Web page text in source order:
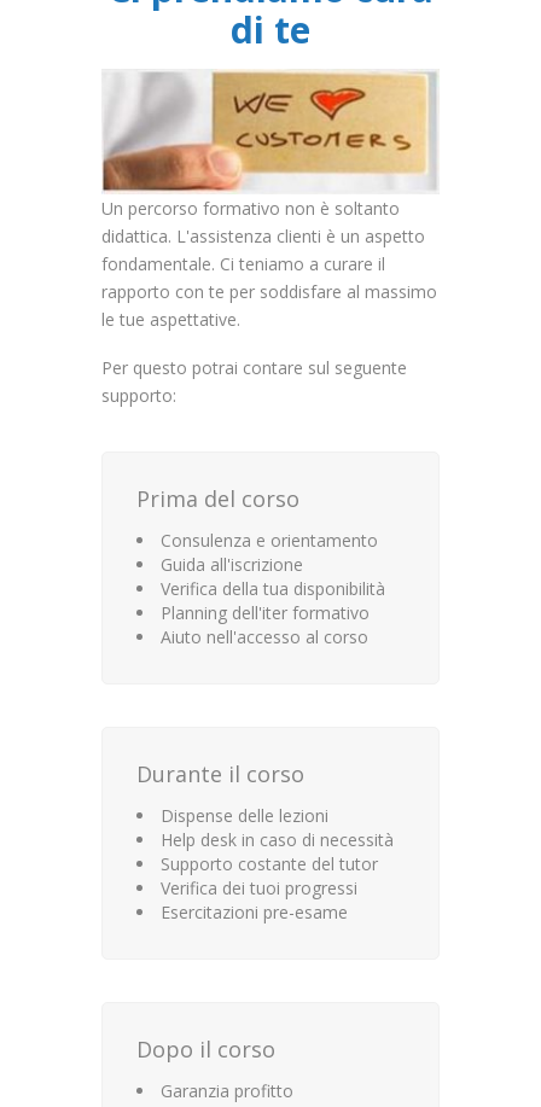
di te
Un percorso formativo non è soltanto
didattica. L'assistenza clienti è un aspetto
fondamentale. Ci teniamo a curare il
rapporto con te per soddisfare al massimo
le tue aspettative.
Per questo potrai contare sul seguente
supporto:
Prima del corso
Consulenza e orientamento
Guida all'iscrizione
Verifica della tua disponibilità
Planning dell'iter formativo
Aiuto nell'accesso al corso
Durante il corso
Dispense delle lezioni
Help desk in caso di necessità
Supporto costante del tutor
Verifica dei tuoi progressi
Esercitazioni pre-esame
Dopo il corso
Garanzia profitto